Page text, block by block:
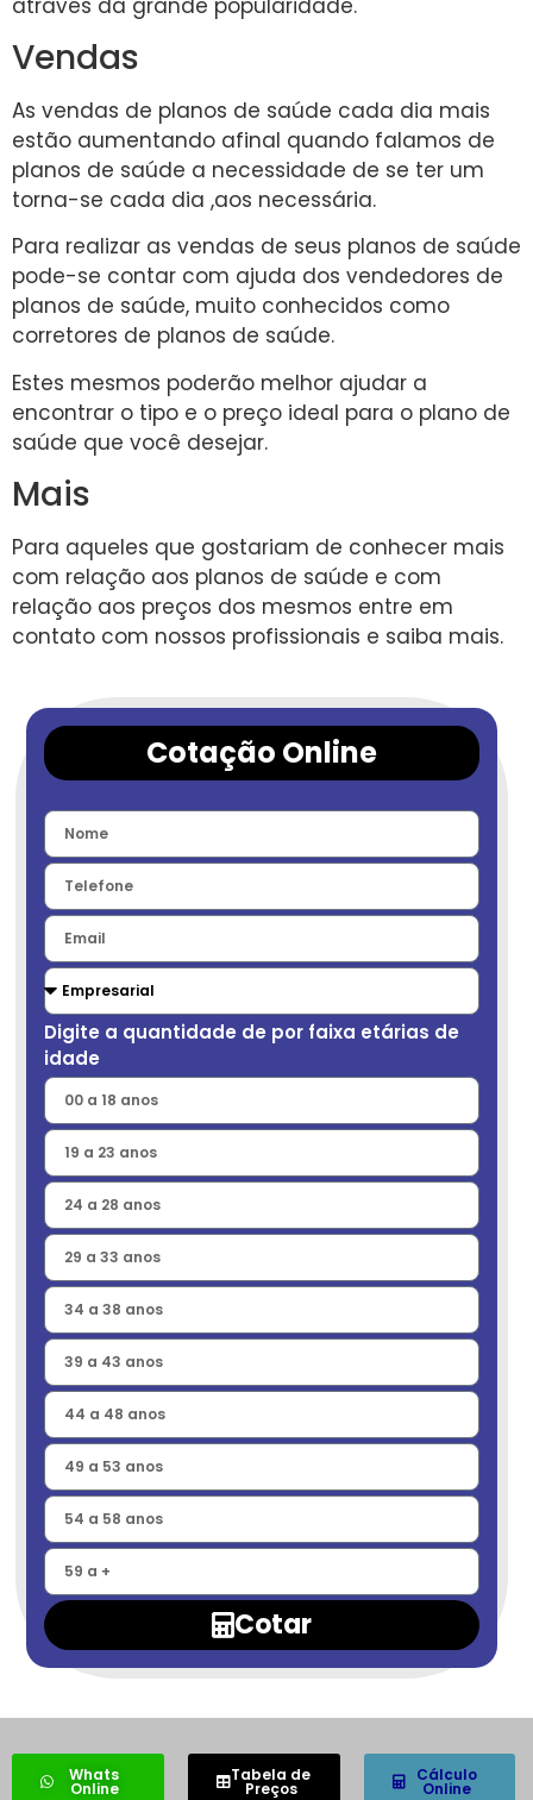
Vendas
As vendas de planos de saúde cada dia mais
estão aumentando afinal quando falamos de
planos de saúde a necessidade de se ter um
torna-se cada dia ,aos necessária.
Para realizar as vendas de seus planos de saúde
pode-se contar com ajuda dos vendedores de
planos de saúde, muito conhecidos como
corretores de planos de saúde.
Estes mesmos poderão melhor ajudar a
encontrar o tipo e o preço ideal para o plano de
saúde que você desejar.
Mais
Para aqueles que gostariam de conhecer mais
com relação aos planos de saúde e com
relação aos preços dos mesmos entre em
contato com nossos profissionais e saiba mais.
Cotação Online
Digite a quantidade de por faixa etárias de
idade
Cotar
Whats
Online
Tabela de
Preços
Cálculo
Online